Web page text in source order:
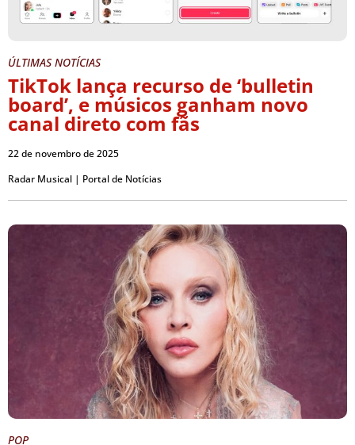
ÚLTIMAS NOTÍCIAS
TikTok lança recurso de ‘bulletin
board’, e músicos ganham novo
canal direto com fãs
22 de novembro de 2025
Radar Musical | Portal de Notícias
POP